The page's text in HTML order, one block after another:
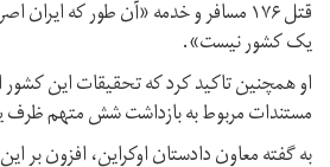
قتل ۱۷۶ مسافر و خدمه «آن طور که ایران
یک کشور نیست».
او همچنین تاکید کرد که تحقیقات این
مستندات مربوط به بازداشت شش متهم ظرف
به گفته معاون دادستان اوکراین، افزون بر